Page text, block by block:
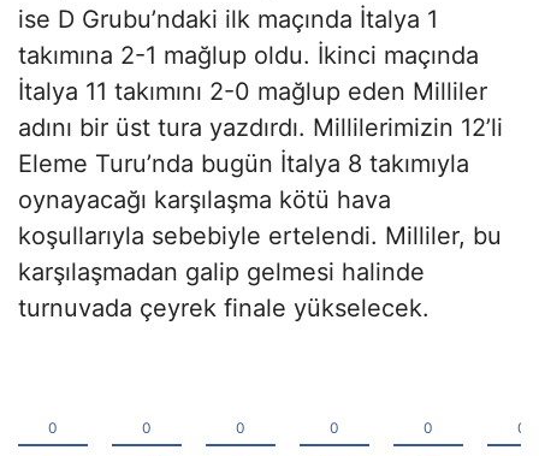
ise D Grubu’ndaki ilk maçında İtalya 1
takımına 2-1 mağlup oldu. İkinci maçında
İtalya 11 takımını 2-0 mağlup eden Milliler
adını bir üst tura yazdırdı. Millilerimizin 12’li
Eleme Turu’nda bugün İtalya 8 takımıyla
oynayacağı karşılaşma kötü hava
koşullarıyla sebebiyle ertelendi. Milliler, bu
karşılaşmadan galip gelmesi halinde
turnuvada çeyrek finale yükselecek.